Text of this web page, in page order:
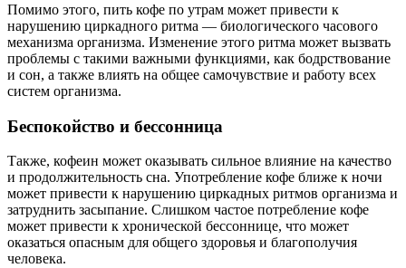
Помимо этого, пить кофе по утрам может привести к
нарушению циркадного ритма — биологического часового
механизма организма. Изменение этого ритма может вызвать
проблемы с такими важными функциями, как бодрствование
и сон, а также влиять на общее самочувствие и работу всех
систем организма.
Беспокойство и бессонница
Также, кофеин может оказывать сильное влияние на качество
и продолжительность сна. Употребление кофе ближе к ночи
может привести к нарушению циркадных ритмов организма и
затруднить засыпание. Слишком частое потребление кофе
может привести к хронической бессоннице, что может
оказаться опасным для общего здоровья и благополучия
человека.